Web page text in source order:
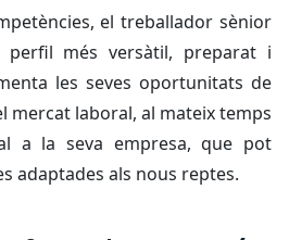
el treballador sènior
més versàtil, preparat i
les seves oportunitats de
mercat laboral, al mateix temps
a la seva empresa, que pot
adaptades als nous reptes.